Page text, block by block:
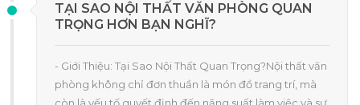
TẠI SAO NỘI THẤT VĂN PHÒNG QUAN
TRỌNG HƠN BẠN NGHĨ?
- Giới Thiệu: Tại Sao Nội Thất Quan Trọng?Nội thất văn
phòng không chỉ đơn thuần là món đồ trang trí, mà